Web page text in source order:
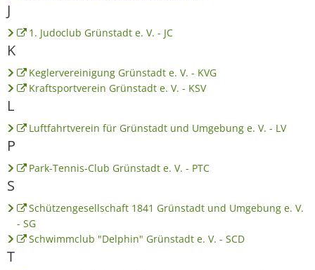
J
1. Judoclub Grünstadt e. V. - JC
K
Keglervereinigung Grünstadt e. V. - KVG
Kraftsportverein Grünstadt e. V. - KSV
L
Luftfahrtverein für Grünstadt und Umgebung e. V. - LV
P
Park-Tennis-Club Grünstadt e. V. - PTC
S
Schützengesellschaft 1841 Grünstadt und Umgebung e. V.
- SG
Schwimmclub "Delphin" Grünstadt e. V. - SCD
T